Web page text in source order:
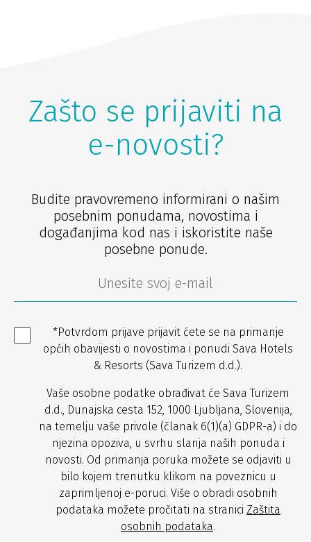
Zašto se prijaviti na
e-novosti?
Budite pravovremeno informirani o našim
posebnim ponudama, novostima i
događanjima kod nas i iskoristite naše
posebne ponude.
*Potvrdom prijave prijavit ćete se na primanje
općih obavijesti o novostima i ponudi Sava Hotels
& Resorts (Sava Turizem d.d.).
Vaše osobne podatke obrađivat će Sava Turizem
d.d., Dunajska cesta 152, 1000 Ljubljana, Slovenija,
na temelju vaše privole (članak 6(1)(a) GDPR-a) i do
njezina opoziva, u svrhu slanja naših ponuda i
novosti. Od primanja poruka možete se odjaviti u
bilo kojem trenutku klikom na poveznicu u
zaprimljenoj e-poruci. Više o obradi osobnih
podataka možete pročitati na stranici Zaštita
osobnih podataka.